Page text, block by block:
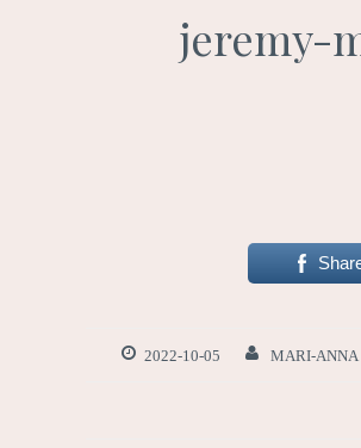
jeremy-
2022-10-05 MARI-ANNA